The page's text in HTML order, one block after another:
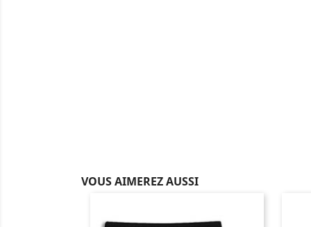
VOUS AIMEREZ AUSSI